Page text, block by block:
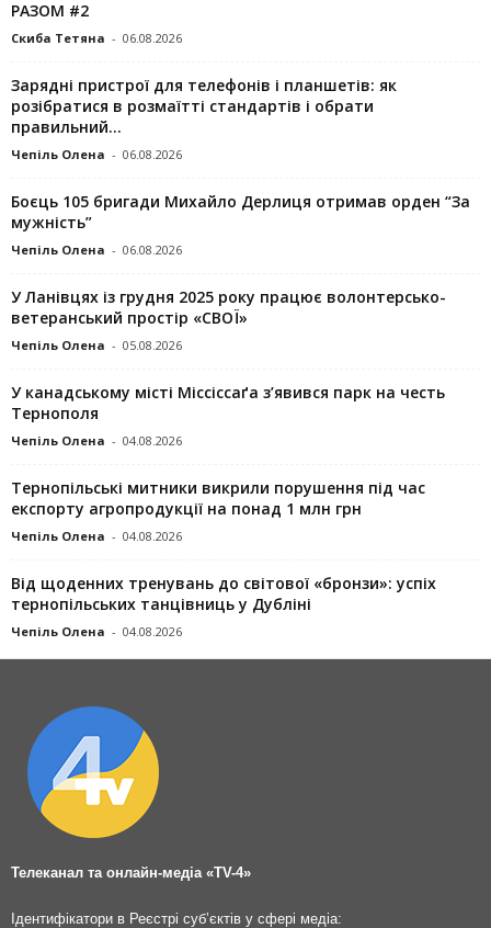
РАЗОМ #2
Скиба Тетяна - 06.08.2026
Зарядні пристрої для телефонів і планшетів: як
розібратися в розмаїтті стандартів і обрати
правильний...
Чепіль Олена - 06.08.2026
Боєць 105 бригади Михайло Дерлиця отримав орден “За
мужність”
Чепіль Олена - 06.08.2026
У Ланівцях із грудня 2025 року працює волонтерсько-
ветеранський простір «СВОЇ»
Чепіль Олена - 05.08.2026
У канадському місті Міссіссаґа з’явився парк на честь
Тернополя
Чепіль Олена - 04.08.2026
Тернопільські митники викрили порушення під час
експорту агропродукції на понад 1 млн грн
Чепіль Олена - 04.08.2026
Від щоденних тренувань до світової «бронзи»: успіх
тернопільських танцівниць у Дубліні
Чепіль Олена - 04.08.2026
Телеканал та онлайн-медіа «TV-4»
Ідентифікатори в Реєстрі суб’єктів у сфері медіа: